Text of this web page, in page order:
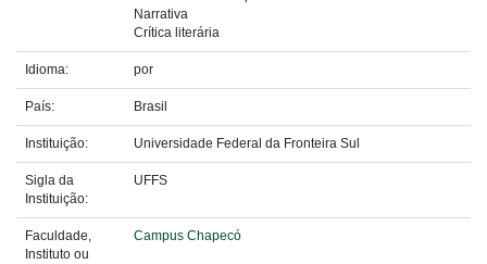
Narrativa
Crítica literária
Idioma: por
País: Brasil
Instituição: Universidade Federal da Fronteira Sul
Sigla da
Instituição:
UFFS
Faculdade,
Instituto ou
Campus Chapecó